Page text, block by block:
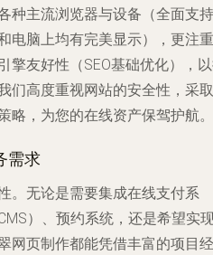
种主流浏览器与设备（全面支持
电脑上均有完美显示），更注重
擎友好性（SEO基础优化），
们高度重视网站的安全性，采取
略，为您的在线资产保驾护航。
需求
。无论是需要集成在线支付系
）、预约系统，还是希望实
网页制作都能凭借丰富的项目经